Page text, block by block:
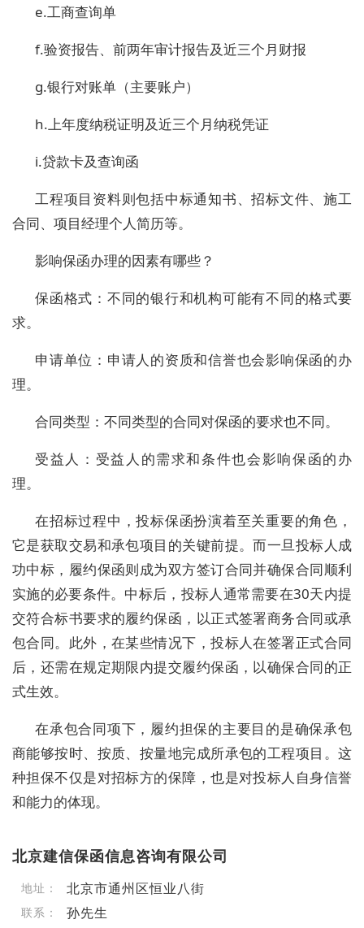
e.工商查询单
f.验资报告、前两年审计报告及近三个月财报
g.银行对账单（主要账户）
h.上年度纳税证明及近三个月纳税凭证
i.贷款卡及查询函
工程项目资料则包括中标通知书、招标文件、施工
合同、项目经理个人简历等。
影响保函办理的因素有哪些？
保函格式：不同的银行和机构可能有不同的格式要
求。
申请单位：申请人的资质和信誉也会影响保函的办
理。
合同类型：不同类型的合同对保函的要求也不同。
受益人：受益人的需求和条件也会影响保函的办
理。
在招标过程中，投标保函扮演着至关重要的角色，
它是获取交易和承包项目的关键前提。而一旦投标人成
功中标，履约保函则成为双方签订合同并确保合同顺利
实施的必要条件。中标后，投标人通常需要在30天内提
交符合标书要求的履约保函，以正式签署商务合同或承
包合同。此外，在某些情况下，投标人在签署正式合同
后，还需在规定期限内提交履约保函，以确保合同的正
式生效。
在承包合同项下，履约担保的主要目的是确保承包
商能够按时、按质、按量地完成所承包的工程项目。这
种担保不仅是对招标方的保障，也是对投标人自身信誉
和能力的体现。
北京建信保函信息咨询有限公司
地址： 北京市通州区恒业八街
联系： 孙先生